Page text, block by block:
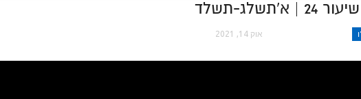
תשלד
אוק 14, 2021